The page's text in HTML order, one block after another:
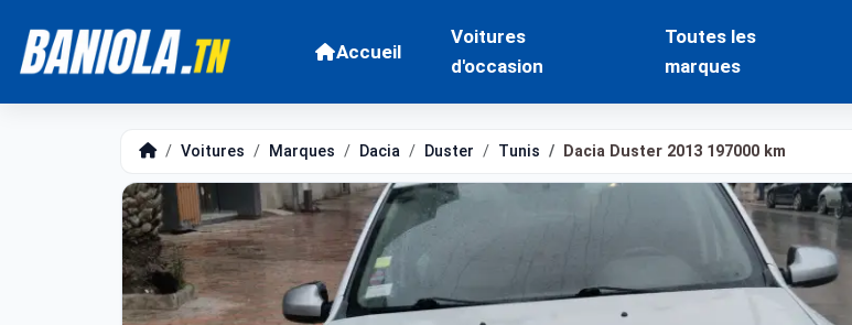
Accueil
Voitures
d'occasion
Toutes les
marques
Voitures Marques Dacia Duster Tunis Dacia Duster 2013 197000 km